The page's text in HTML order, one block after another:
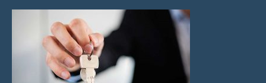
Перейти
содержимому